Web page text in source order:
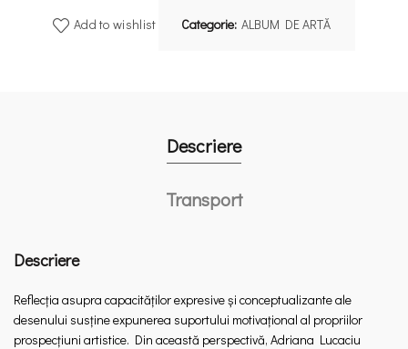
Add to wishlist Categorie: ALBUM DE ARTĂ
Descriere
Transport
Descriere
Reflecţia asupra capacităţilor expresive şi conceptualizante ale
desenului susţine expunerea suportului motivaţional al propriilor
prospecţiuni artistice. Din această perspectivă, Adriana Lucaciu